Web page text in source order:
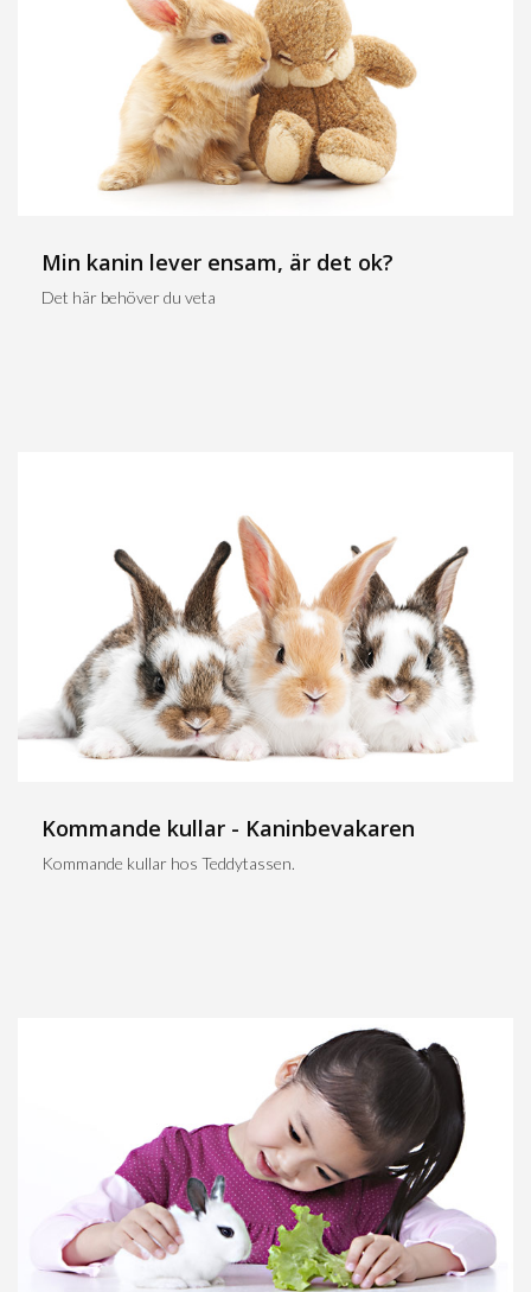
Min kanin lever ensam, är det ok?
Det här behöver du veta
Kommande kullar - Kaninbevakaren
Kommande kullar hos Teddytassen.